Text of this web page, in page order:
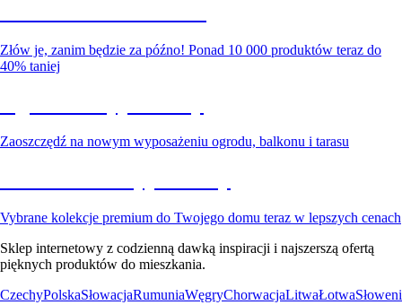
Złów je, zanim będzie za późno! Ponad 10 000 produktów teraz do
40% taniej
Zaoszczędź na nowym wyposażeniu ogrodu, balkonu i tarasu
Vybrane kolekcje premium do Twojego domu teraz w lepszych cenach
Sklep internetowy z codzienną dawką inspiracji i najszerszą ofertą
pięknych produktów do mieszkania.
CzechyPolskaSłowacjaRumuniaWęgryChorwacjaLitwaŁotwa